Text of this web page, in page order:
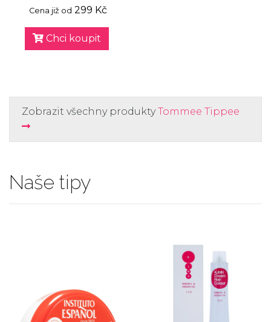
Cena již od 299 Kč
Chci koupit
Zobrazit všechny produktyTommee Tippee
Naše tipy